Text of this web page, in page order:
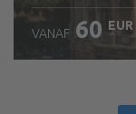
VANAF 60 EUR